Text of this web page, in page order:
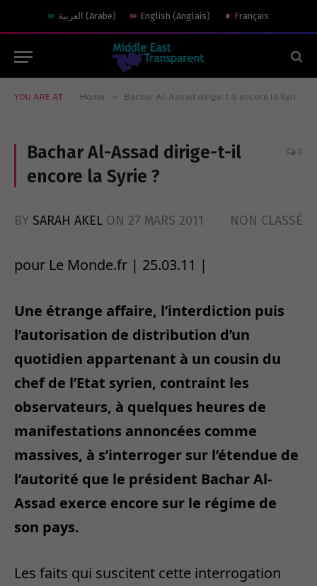
العربية (Arabe) English (Anglais) Français
YOU ARE AT: Home » Bachar Al-Assad dirige-t-il encore la Syrie ?
Bachar Al-Assad dirige-t-il
encore la Syrie ?
0
BY SARAH AKEL ON 27 MARS 2011 NON CLASSÉ
pour Le Monde.fr | 25.03.11 |
Une étrange affaire, l’interdiction puis
l’autorisation de distribution d’un
quotidien appartenant à un cousin du
chef de l’Etat syrien, contraint les
observateurs, à quelques heures de
manifestations annoncées comme
massives, à s’interroger sur l’étendue de
l’autorité que le président Bachar Al-
Assad exerce encore sur le régime de
son pays.
Les faits qui suscitent cette interrogation